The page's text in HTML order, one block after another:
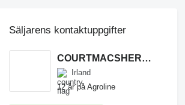
Säljarens kontaktuppgifter
COURTMACSHERRY MACHINERY LTD
Irland
12 år på Agroline